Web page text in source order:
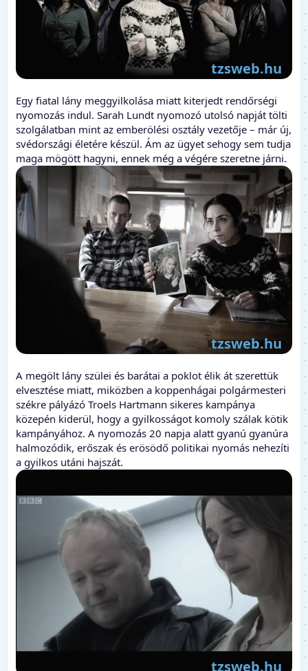
Egy fiatal lány meggyilkolása miatt kiterjedt rendőrségi
nyomozás indul. Sarah Lundt nyomozó utolsó napját tölti
szolgálatban mint az emberölési osztály vezetője – már új,
svédországi életére készül. Ám az ügyet sehogy sem tudja
maga mögött hagyni, ennek még a végére szeretne járni.
A megölt lány szülei és barátai a poklot élik át szerettük
elvesztése miatt, miközben a koppenhágai polgármesteri
székre pályázó Troels Hartmann sikeres kampánya
közepén kiderül, hogy a gyilkosságot komoly szálak kötik
kampányához. A nyomozás 20 napja alatt gyanú gyanúra
halmozódik, erőszak és erösödő politikai nyomás nehezíti
a gyilkos utáni hajszát.